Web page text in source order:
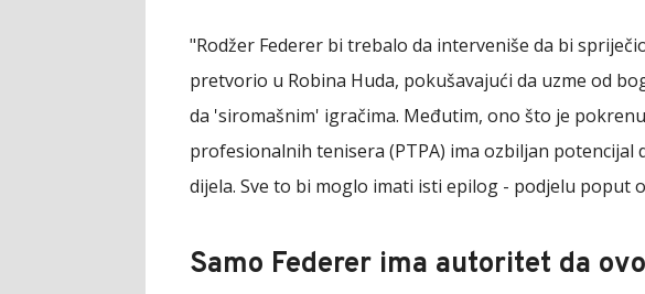
"Rodžer Federer bi trebalo da interveniše da bi
pretvorio u Robina Huda, pokušavajući da uzme od
da 'siromašnim' igračima. Međutim, ono što je
profesionalnih tenisera (PTPA) ima ozbiljan potencijal
dijela. Sve to bi moglo imati isti epilog - podjelu poput
Samo Federer ima autoritet da